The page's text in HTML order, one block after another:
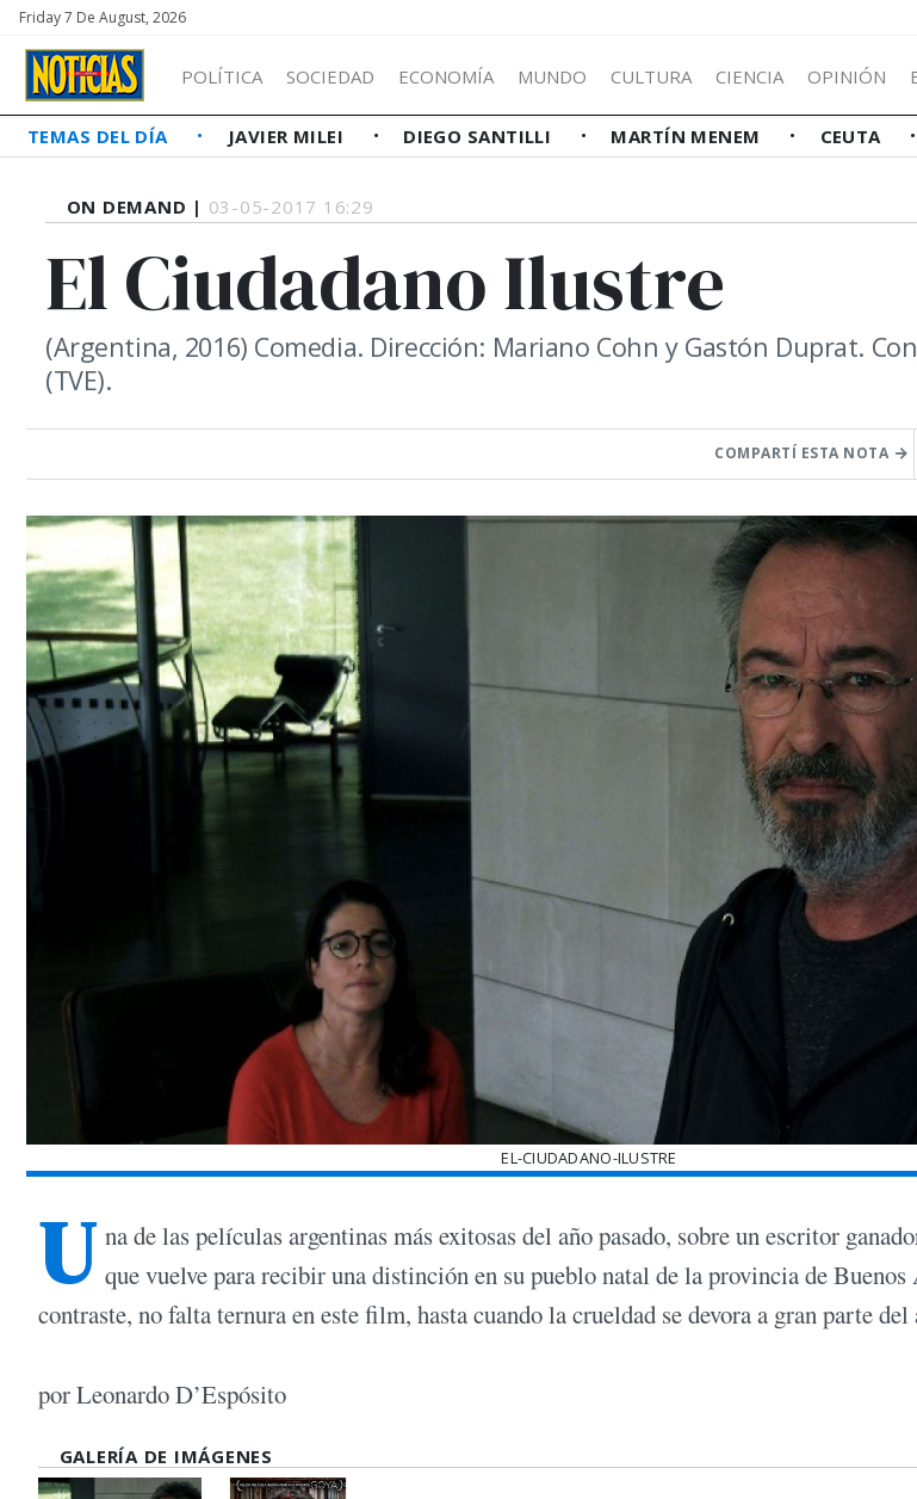
Friday 7 De August, 2026
POLÍTICA SOCIEDAD ECONOMÍA MUNDO CULTURA CIENCIA OPINIÓN
TEMAS DEL DÍA JAVIER MILEI DIEGO SANTILLI MARTÍN MENEM CEUTA
ON DEMAND | 03-05-2017 16:29
El Ciudadano Ilustre
(Argentina, 2016) Comedia. Dirección: Mariano Cohn y Gastón Duprat.
(TVE).
COMPARTÍ ESTA NOTA
EL-CIUDADANO-ILUSTRE
U na de las películas argentinas más exitosas del año pasado, sobre un escritor
que vuelve para recibir una distinción en su pueblo natal de la provincia de
contraste, no falta ternura en este film, hasta cuando la crueldad se devora a gran parte del
por Leonardo D’Espósito
GALERÍA DE IMÁGENES